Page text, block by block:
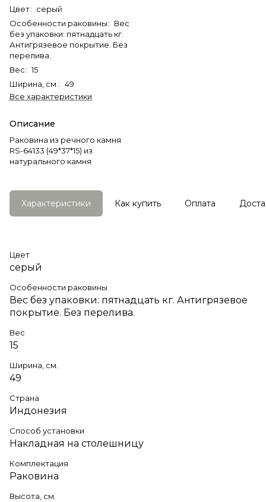
Цвет: серый
Особенности раковины: Вес
без упаковки: пятнадцать кг.
Антигрязевое покрытие. Без
перелива.
Вес: 15
Ширина, см. : 49
Все характеристики
Описание
Раковина из речного камня
RS-64133 (49*37*15) из
натурального камня
Характеристики Как купить Оплата
Цвет
серый
Особенности раковины
Вес без упаковки: пятнадцать кг. Антигрязевое
покрытие. Без перелива.
Вес
15
Ширина, см.
49
Страна
Индонезия
Способ установки
Накладная на столешницу
Комплектация
Раковина
Высота, см.